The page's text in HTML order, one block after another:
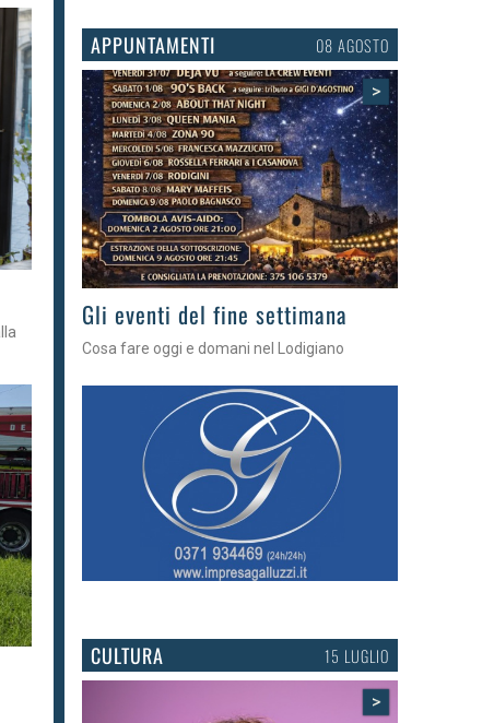
APPUNTAMENTI 06 AGOSTO
>
Gli appuntamenti fino a sabato
Cosa fare nel Lodigiano
CULTURA 15 LUGLIO
>